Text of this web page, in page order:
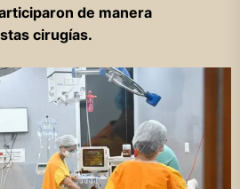
de manera
cirugías.